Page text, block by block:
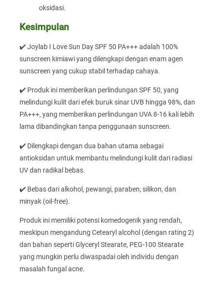
oksidasi.
Kesimpulan
✔️ Joylab I Love Sun Day SPF 50 PA+++ adalah 100%
sunscreen kimiawi yang dilengkapi dengan enam agen
sunscreen yang cukup stabil terhadap cahaya.
✔️ Produk ini memberikan perlindungan SPF 50, yang
melindungi kulit dari efek buruk sinar UVB hingga 98%, dan
PA+++, yang memberikan perlindungan UVA 8-16 kali lebih
lama dibandingkan tanpa penggunaan sunscreen.
✔️ Dilengkapi dengan dua bahan utama sebagai
antioksidan untuk membantu melindungi kulit dari radiasi
UV dan radikal bebas.
✔️ Bebas dari alkohol, pewangi, paraben, silikon, dan
minyak (oil-free).
Produk ini memiliki potensi komedogenik yang rendah,
meskipun mengandung Cetearyl alcohol (dengan rating 2)
dan bahan seperti Glyceryl Stearate, PEG-100 Stearate
yang mungkin perlu diwaspadai oleh individu dengan
masalah fungal acne.